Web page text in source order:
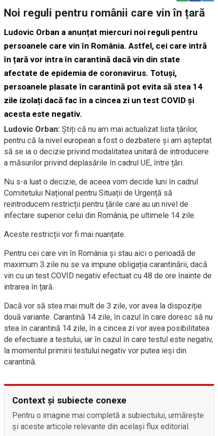
Noi reguli pentru românii care vin în țară
Ludovic Orban a anunțat miercuri noi reguli pentru
persoanele care vin în România. Astfel, cei care intră
în țară vor intra în carantină dacă vin din state
afectate de epidemia de coronavirus. Totuși,
persoanele plasate în carantină pot evita să stea 14
zile izolați dacă fac în a cincea zi un test COVID și
acesta este negativ.
Ludovic Orban: Știți că nu am mai actualizat lista țărilor,
pentru că la nivel european a fost o dezbatere și am așteptat
să se ia o decizie privind modalitatea unitară de introducere
a măsurilor privind deplasările în cadrul UE, între țări.
Nu s-a luat o decizie, de aceea vom decide luni în cadrul
Comitetului Național pentru Situații de Urgență să
reintroducem restricții pentru țările care au un nivel de
infectare superior celui din România, pe ultimele 14 zile.
Aceste restricții vor fi mai nuanțate.
Pentru cei care vin în România și stau aici o perioadă de
maximum 3 zile nu se va impune obligația carantinării, dacă
vin cu un test COVID negativ efectuat cu 48 de ore înainte de
intrarea în țară.
Dacă vor să stea mai mult de 3 zile, vor avea la dispoziție
două variante. Carantină 14 zile, în cazul în care doresc să nu
stea în carantină 14 zile, în a cincea zi vor avea posibilitatea
de efectuare a testului, iar în cazul în care testul este negativ,
la momentul primirii testului negativ vor putea ieși din
carantină.
Context și subiecte conexe
Pentru o imagine mai completă a subiectului, urmărește
și aceste articole relevante din același flux editorial.